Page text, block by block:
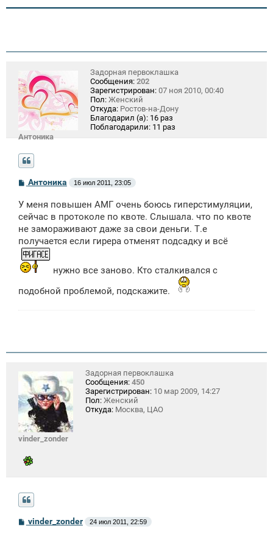
Антоника
Задорная первоклашка
Сообщения: 202
Зарегистрирован: 07 ноя 2010, 00:40
Пол: Женский
Откуда: Ростов-на-Дону
Благодарил (а): 16 раз
Поблагодарили: 11 раз
С
о
б
щ
н
и
е
Антоника 16 июл 2011, 23:05
У меня повышен АМГ очень боюсь гиперстимуляции,
сейчас в протоколе по квоте. Слышала. что по квоте
не замораживают даже за свои деньги. Т.е
получается если гирера отменят подсадку и всё
нужно все заново. Кто сталкивался с
подобной проблемой, подскажите.
vinder_zonder
Задорная первоклашка
Сообщения: 450
Зарегистрирован: 10 мар 2009, 14:27
Пол: Женский
Откуда: Москва, ЦАО
С
о
vinder_zonder 24 июл 2011, 22:59